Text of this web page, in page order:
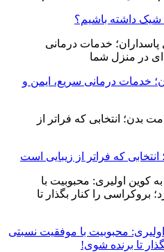
شیک داشته باشیم؟
خدمات درمانی سریع، ایمن و
که فراتر از زیبایی است
محبوبیت با موفقیت نسبتی
تا برنده شوی!